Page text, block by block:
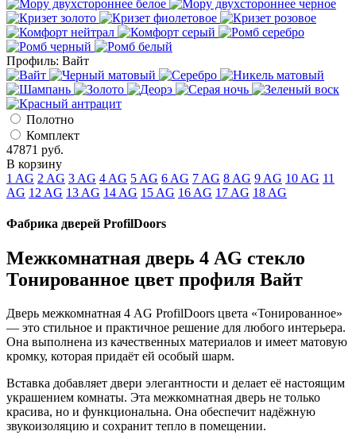
Профиль: Вайт
Полотно
Комплект
47871 руб.
В корзину
1 AG 2 AG 3 AG 4 AG 5 AG 6 AG 7 AG 8 AG 9 AG 10 AG 11
AG 12 AG 13 AG 14 AG 15 AG 16 AG 17 AG 18 AG
Фабрика дверей ProfilDoors
Межкомнатная дверь 4 AG стекло
Тонированное цвет профиля Вайт
Дверь межкомнатная 4 AG ProfilDoors цвета «Тонированное»
— это стильное и практичное решение для любого интерьера.
Она выполнена из качественных материалов и имеет матовую
кромку, которая придаёт ей особый шарм.
Вставка добавляет двери элегантности и делает её настоящим
украшением комнаты. Эта межкомнатная дверь не только
красива, но и функциональна. Она обеспечит надёжную
звукоизоляцию и сохранит тепло в помещении.